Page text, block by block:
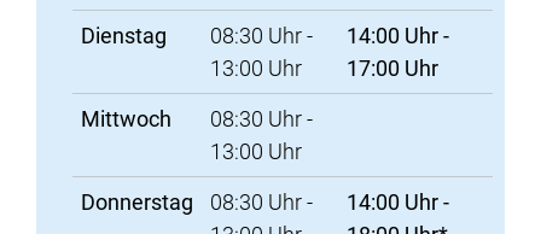
Dienstag
08:30 Uhr -
13:00 Uhr
14:00 Uhr -
17:00 Uhr
Mittwoch
08:30 Uhr -
13:00 Uhr
Donnerstag
08:30 Uhr -
14:00 Uhr -